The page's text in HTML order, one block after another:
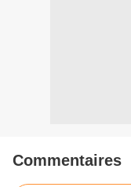
Commentaires